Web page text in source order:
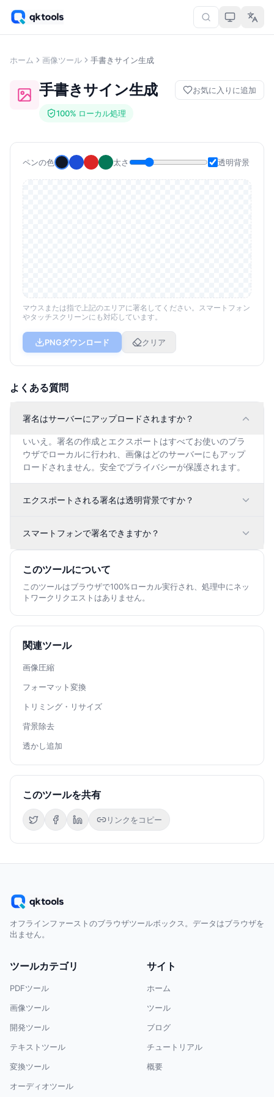
ホーム 画像ツール 手書きサイン生成
手書きサイン生成
100% ローカル処理
お気に入りに追加
ペンの色 太さ 透明背景
マウスまたは指で上記のエリアに署名してください。スマートフォン
やタッチスクリーンにも対応しています。
PNGダウンロード クリア
よくある質問
署名はサーバーにアップロードされますか？
いいえ。署名の作成とエクスポートはすべてお使いのブラ
ウザでローカルに行われ、画像はどのサーバーにもアップ
ロードされません。安全でプライバシーが保護されます。
エクスポートされる署名は透明背景ですか？
スマートフォンで署名できますか？
このツールについて
このツールはブラウザで100%ローカル実行され、処理中にネッ
トワークリクエストはありません。
関連ツール
画像圧縮
フォーマット変換
トリミング・リサイズ
背景除去
透かし追加
このツールを共有
リンクをコピー
オフラインファーストのブラウザツールボックス。データはブラウザを
出ません。
ツールカテゴリ
PDFツール
画像ツール
開発ツール
テキストツール
変換ツール
オーディオツール
サイト
ホーム
ツール
ブログ
チュートリアル
概要